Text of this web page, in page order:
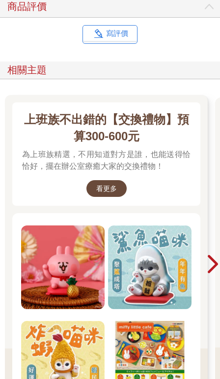
商品評價
寫評價
相關主題
上班族不出錯的【交換禮物】預
算300-600元
為上班族精選，不用知道對方是誰，也能送得恰
恰好，擺在辦公室療癒大家的交換禮物！
看更多